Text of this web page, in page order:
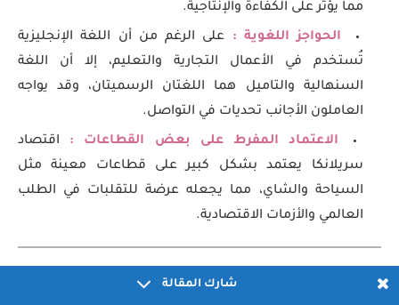
مما يؤثر على الكفاءة والإنتاجية.
الحواجز اللغوية : على الرغم من أن اللغة الإنجليزية
تُستخدم في الأعمال التجارية والتعليم، إلا أن اللغة
السنهالية والتاميل هما اللغتان الرسميتان، وقد يواجه
العاملون الأجانب تحديات في التواصل.
الاعتماد المفرط على بعض القطاعات : اقتصاد
سريلانكا يعتمد بشكل كبير على قطاعات معينة مثل
السياحة والشاي، مما يجعله عرضة للتقلبات في الطلب
العالمي والأزمات الاقتصادية.
الجنسية السريلانكية
شارك المقالة